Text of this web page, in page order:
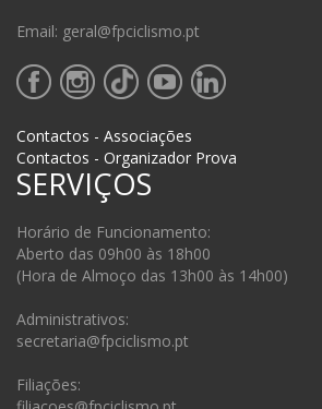
Email: geral@fpciclismo.pt
Contactos - Associações
Contactos - Organizador Prova
SERVIÇOS
Horário de Funcionamento:
Aberto das 09h00 às 18h00
(Hora de Almoço das 13h00 às 14h00)
Administrativos:
secretaria@fpciclismo.pt
Filiações: